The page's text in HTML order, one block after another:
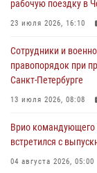
Росгвардейцы в
09 августа 2026, 09:00
В Чеченской
отработали
В Центральных
акция «Каникулы с
рабочую поездку в
23 июля 2026, 16:10
Сотрудники и
правопорядок при
Санкт-Петербурге
13 июля 2026, 08:08
Врио командующего
встретился с
04 августа 2026, 05:00